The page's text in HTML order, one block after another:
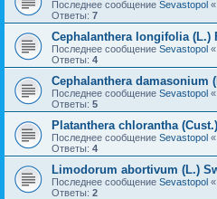
Последнее сообщение Sevastopol «
Ответы: 7
Cephalanthera longifolia (L.)
Последнее сообщение Sevastopol «
Ответы: 4
Cephalanthera damasonium
Последнее сообщение Sevastopol «
Ответы: 5
Platanthera chlorantha
Последнее сообщение Sevastopol «
Ответы: 4
Limodorum abortivum (L.)
Последнее сообщение Sevastopol «
Ответы: 2